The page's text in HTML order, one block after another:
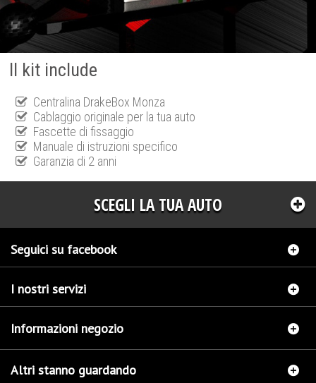
Il kit include
Centralina DrakeBox Monza
Cablaggio originale per la tua auto
Fascette di fissaggio
Manuale di istruzioni specifico
Garanzia di 2 anni
SCEGLI LA TUA AUTO
Seguici su facebook
I nostri servizi
Informazioni negozio
Altri stanno guardando